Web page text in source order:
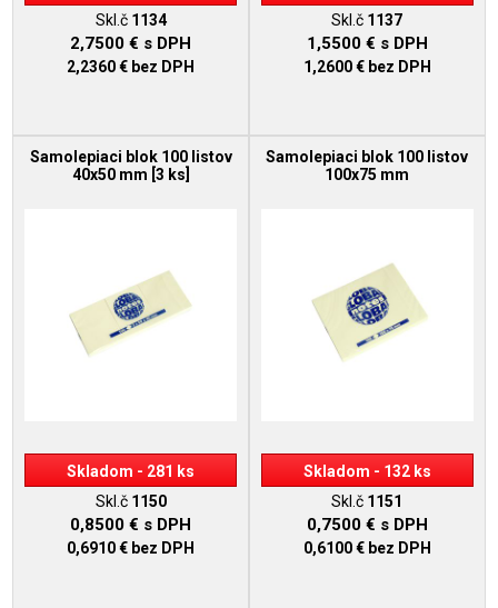
Skl.č 1134
2,7500 € s DPH
2,2360 € bez DPH
Skl.č 1137
1,5500 € s DPH
1,2600 € bez DPH
Samolepiaci blok 100 listov
40x50 mm [3 ks]
Skladom - 281 ks
Skl.č 1150
0,8500 € s DPH
0,6910 € bez DPH
Samolepiaci blok 100 listov
100x75 mm
Skladom - 132 ks
Skl.č 1151
0,7500 € s DPH
0,6100 € bez DPH